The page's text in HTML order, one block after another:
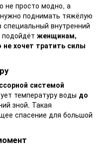
не просто модно, а
поднимать тяжёлую
внутренний
подойдёт женщинам,
хочет тратить силы
системой
температуру воды до
зной. Такая
спасение для большой